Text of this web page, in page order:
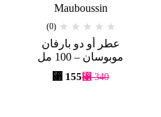
Mauboussin
(0)
عطر أو دو بارفان
موبوسان – 100 مل
⃁340
⃁ 155